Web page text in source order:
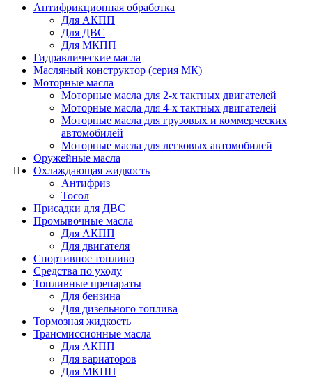
Антифрикционная обработка
Для АКПП
Для ДВС
Для МКПП
Гидравлические масла
Масляный конструктор (серия МК)
Моторные масла
Моторные масла для 2-х тактных двигателей
Моторные масла для 4-х тактных двигателей
Моторные масла для грузовых и коммерческих
автомобилей
Моторные масла для легковых автомобилей
Оружейные масла
Охлаждающая жидкость
Антифриз
Тосол
Присадки для ДВС
Промывочные масла
Для АКПП
Для двигателя
Спортивное топливо
Средства по уходу
Топливные препараты
Для бензина
Для дизельного топлива
Тормозная жидкость
Трансмиссионные масла
Для АКПП
Для вариаторов
Для МКПП